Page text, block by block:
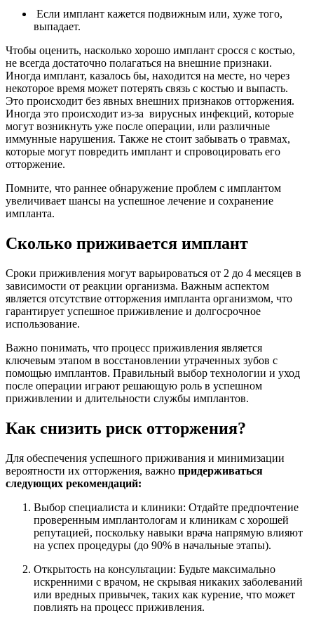
Если имплант кажется подвижным или, хуже того,
выпадает.
Чтобы оценить, насколько хорошо имплант сросся с костью,
не всегда достаточно полагаться на внешние признаки.
Иногда имплант, казалось бы, находится на месте, но через
некоторое время может потерять связь с костью и выпасть.
Это происходит без явных внешних признаков отторжения.
Иногда это происходит из-за вирусных инфекций, которые
могут возникнуть уже после операции, или различные
иммунные нарушения. Также не стоит забывать о травмах,
которые могут повредить имплант и спровоцировать его
отторжение.
Помните, что раннее обнаружение проблем с имплантом
увеличивает шансы на успешное лечение и сохранение
импланта.
Сколько приживается имплант
Сроки приживления могут варьироваться от 2 до 4 месяцев в
зависимости от реакции организма. Важным аспектом
является отсутствие отторжения импланта организмом, что
гарантирует успешное приживление и долгосрочное
использование.
Важно понимать, что процесс приживления является
ключевым этапом в восстановлении утраченных зубов с
помощью имплантов. Правильный выбор технологии и уход
после операции играют решающую роль в успешном
приживлении и длительности службы имплантов.
Как снизить риск отторжения?
Для обеспечения успешного приживания и минимизации
вероятности их отторжения, важно придерживаться
следующих рекомендаций:
Выбор специалиста и клиники: Отдайте предпочтение
проверенным имплантологам и клиникам с хорошей
репутацией, поскольку навыки врача напрямую влияют
на успех процедуры (до 90% в начальные этапы).
Открытость на консультации: Будьте максимально
искренними с врачом, не скрывая никаких заболеваний
или вредных привычек, таких как курение, что может
повлиять на процесс приживления.